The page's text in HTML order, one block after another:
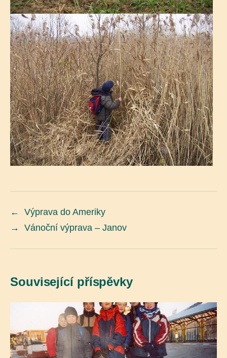
←
Výprava do Ameriky
→
Vánoční výprava – Janov
Související příspěvky